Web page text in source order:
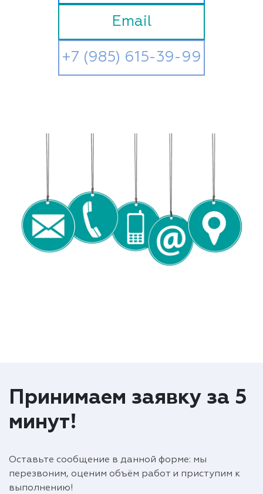
Email
+7 (985) 615-39-99
Принимаем заявку за 5
минут!
Оставьте сообщение в данной форме: мы
перезвоним, оценим объём работ и приступим к
выполнению!